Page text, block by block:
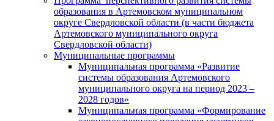
образования в Артемовском муниципальном
округе Свердловской области (в части бюджета
Артемовского муниципального округа
Свердловской области)
Муниципальные программы
Муниципальная программа «Развитие
системы образования Артемовского
муниципального округа на период 2023 –
2028 годов»
Муниципальная программа «Формирование